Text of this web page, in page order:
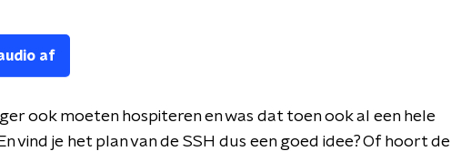
af
ook moeten hospiteren en was dat toen ook al een hele
vind je het plan van de SSH dus een goed idee? Of hoort de